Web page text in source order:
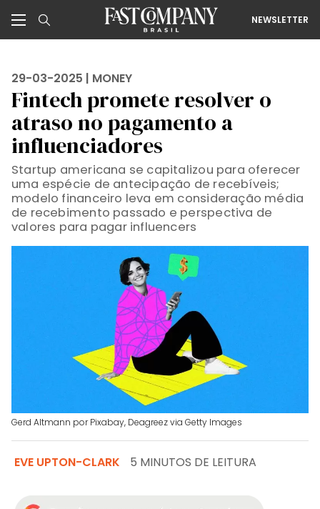
NEWSLETTER
29-03-2025 | MONEY
Fintech promete resolver o
atraso no pagamento a
influenciadores
Startup americana se capitalizou para oferecer
uma espécie de antecipação de recebíveis;
modelo financeiro leva em consideração média
de recebimento passado e perspectiva de
valores para pagar influencers
Gerd Altmann por Pixabay, Deagreez via Getty Images
EVE UPTON-CLARK 5 MINUTOS DE LEITURA